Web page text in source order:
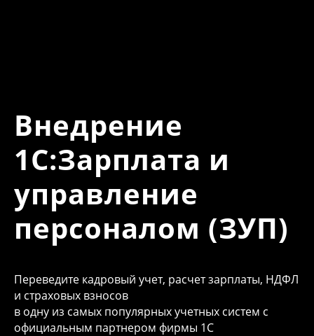
Внедрение
1С:Зарплата и
управление
персоналом (ЗУП)
Переведите кадровый учет, расчет зарплаты, НДФЛ
и страховых взносов
в одну из самых популярных учетных систем с
официальным партнером фирмы 1С